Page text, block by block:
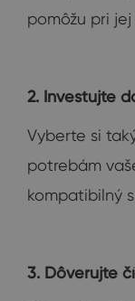
pomôžu pri jej
2. Investujte
Vyberte si
potrebám
kompatibilný
3. Dôverujte